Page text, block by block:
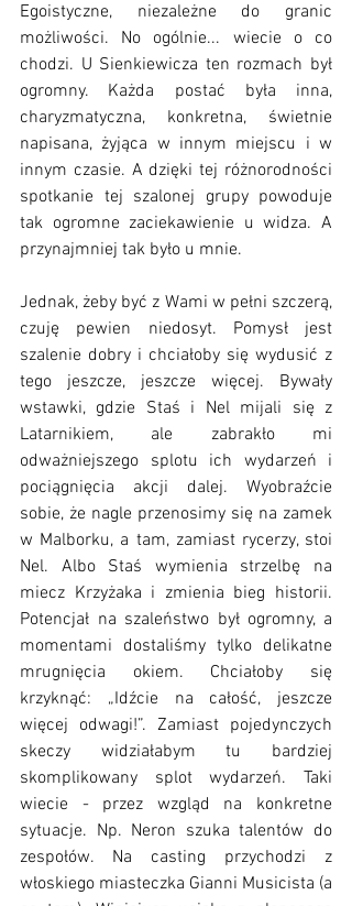
Egoistyczne, niezależne do granic
możliwości. No ogólnie... wiecie o co
chodzi. U Sienkiewicza ten rozmach był
ogromny. Każda postać była inna,
charyzmatyczna, konkretna, świetnie
napisana, żyjąca w innym miejscu i w
innym czasie. A dzięki tej różnorodności
spotkanie tej szalonej grupy powoduje
tak ogromne zaciekawienie u widza. A
przynajmniej tak było u mnie.
Jednak, żeby być z Wami w pełni szczerą,
czuję pewien niedosyt. Pomysł jest
szalenie dobry i chciałoby się wydusić z
tego jeszcze, jeszcze więcej. Bywały
wstawki, gdzie Staś i Nel mijali się z
Latarnikiem, ale zabrakło mi
odważniejszego splotu ich wydarzeń i
pociągnięcia akcji dalej. Wyobraźcie
sobie, że nagle przenosimy się na zamek
w Malborku, a tam, zamiast rycerzy, stoi
Nel. Albo Staś wymienia strzelbę na
miecz Krzyżaka i zmienia bieg historii.
Potencjał na szaleństwo był ogromny, a
momentami dostaliśmy tylko delikatne
mrugnięcia okiem. Chciałoby się
krzyknąć: „Idźcie na całość, jeszcze
więcej odwagi!”. Zamiast pojedynczych
skeczy widziałabym tu bardziej
skomplikowany splot wydarzeń. Taki
wiecie - przez wzgląd na konkretne
sytuacje. Np. Neron szuka talentów do
zespołów. Na casting przychodzi z
włoskiego miasteczka Gianni Musicista (a